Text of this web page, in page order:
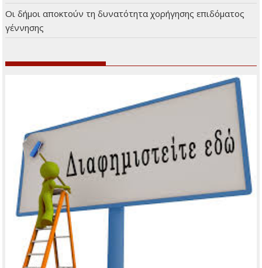
Οι δήμοι αποκτούν τη δυνατότητα χορήγησης επιδόματος
γέννησης